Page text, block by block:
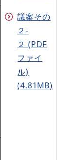
議案その
２-
２ (PDF
ファイ
ル)
(4.81MB)